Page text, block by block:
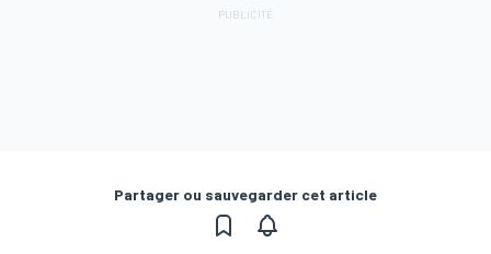
Partager ou sauvegarder cet article